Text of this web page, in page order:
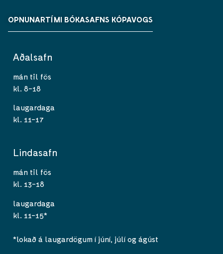
OPNUNARTÍMI BÓKASAFNS KÓPAVOGS
Aðalsafn
mán til fös
kl. 8-18
laugardaga
kl. 11-17
Lindasafn
mán til fös
kl. 13-18
laugardaga
kl. 11-15*
*lokað á laugardögum í júní, júlí og ágúst